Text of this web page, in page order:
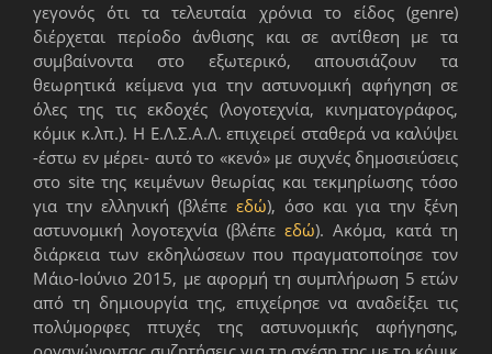
γεγονός ότι τα τελευταία χρόνια το είδος (genre)
διέρχεται περίοδο άνθισης και σε αντίθεση με τα
συμβαίνοντα στο εξωτερικό, απουσιάζουν τα
θεωρητικά κείμενα για την αστυνομική αφήγηση σε
όλες της τις εκδοχές (λογοτεχνία, κινηματογράφος,
κόμικ κ.λπ.). Η Ε.Λ.Σ.Α.Λ. επιχειρεί σταθερά να καλύψει
-έστω εν μέρει- αυτό το «κενό» με συχνές δημοσιεύσεις
στο site της κειμένων θεωρίας και τεκμηρίωσης τόσο
για την ελληνική (βλέπε εδώ), όσο και για την ξένη
αστυνομική λογοτεχνία (βλέπε εδώ). Ακόμα, κατά τη
διάρκεια των εκδηλώσεων που πραγματοποίησε τον
Μάιο-Ιούνιο 2015, με αφορμή τη συμπλήρωση 5 ετών
από τη δημιουργία της, επιχείρησε να αναδείξει τις
πολύμορφες πτυχές της αστυνομικής αφήγησης,